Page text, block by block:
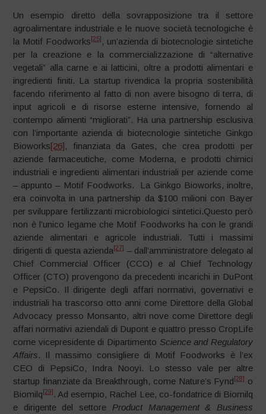
Un esempio diretto della sovrapposizione tra il settore
agroalimentare industriale e le nuove società tecnologiche è
la Motif Foodworks [25] , un’azienda di biotecnologie sintetiche
per la creazione e la commercializzazione di “alternative
vegetali” alla carne e ai latticini, oltre a prodotti alimentari e
ingredienti finiti. La startup rivendica la propria sostenibilità
facendo riferimento al fatto di non avere bisogno di terra, di
input agricoli e di risorse esterne intensive, fornendo al
contempo alimenti “migliorati”. Ha una partnership esclusiva
con l’importante azienda di biotecnologie sintetiche Ginkgo
Bioworks[26], finanziata da Gates, che crea prodotti per
aziende farmaceutiche, come Moderna, e prodotti chimici
industriali e ingredienti alimentari industriali per aziende come
– appunto – Motif Foodworks. La Ginkgo Bioworks, inoltre,
era coinvolta in una partnership da $100 milioni con Bayer
per sviluppare fertilizzanti microbiologici sintetici.Questo però
non è l’unico legame che Motif Foodworks ha con le grandi
aziende alimentari e agricole industriali. Tutti i massimi
dirigenti di questa azienda [27]
– dall’amministratore delegato al
Chief Commercial Officer (CCO) e al Chief Technology
Officer (CTO) provengono da precedenti incarichi in DuPont
e PepsiCo. Il dirigente degli affari normativi, governativi e
industriali ha trascorso otto anni come Direttore della Global
Advocacy presso Monsanto, altri nove come Direttore degli
affari normativi aziendali di Dupont e quattro presso CropLife
come vicepresidente di Dipartimento Science and Regulatory
Affairs. Il massimo consigliere di Motif Foodworks è l’ex
CEO di PepsiCo, Indra Nooyi. Lo stesso vale per altre
startup finanziate da Breakthrough, come Nature’s Fynd [28]
o
Biomilq [29] . Ad esempio, Rachel Lee, co-fondatrice di Biomilq
e dirigente del settore Product Management & Business